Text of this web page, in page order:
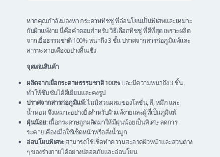
หากคุณกำลังมองหา กระดาษทิชชู่ ที่อ่อนโยนเป็นพิเศษและเหมาะ
กับผิวแพ้ง่าย นี่คือคำตอบสำหรับ วิธีเลือกทิชชู่ ที่ดีที่สุด เพราะผลิต
จากเยื่อธรรมชาติ 100% หนาถึง 3 ชั้น ปราศจากสารก่อภูมิแพ้และ
สารระคายเคืองอย่างสิ้นเชิง
จุดเด่นสินค้า
ผลิตจากเยื่อกระดาษธรรมชาติ 100%และมีความหนาถึง 3 ชั้น
ทำให้ซึมซับได้ดีเยี่ยมและคงรูป
ปราศจากสารก่อภูมิแพ้:ไม่มีส่วนผสมของโลชั่น, สี, หมึก และ
น้ำหอม จึงเหมาะอย่างยิ่งสำหรับผิวแพ้ง่ายและผู้ที่เป็นภูมิแพ้
ฝุ่นน้อย:เนื้อกระดาษถูกผลิตมาให้มีฝุ่นน้อยเป็นพิเศษ ลดการ
ระคายเคืองเมื่อใช้เช็ดหน้าหรือสั่งน้ำมูก
อ่อนโยนพิเศษ:สามารถใช้เช็ดทำความสะอาดผิวหน้าและส่วนต่าง
ๆ ของร่างกายได้อย่างปลอดภัยและอ่อนโยน